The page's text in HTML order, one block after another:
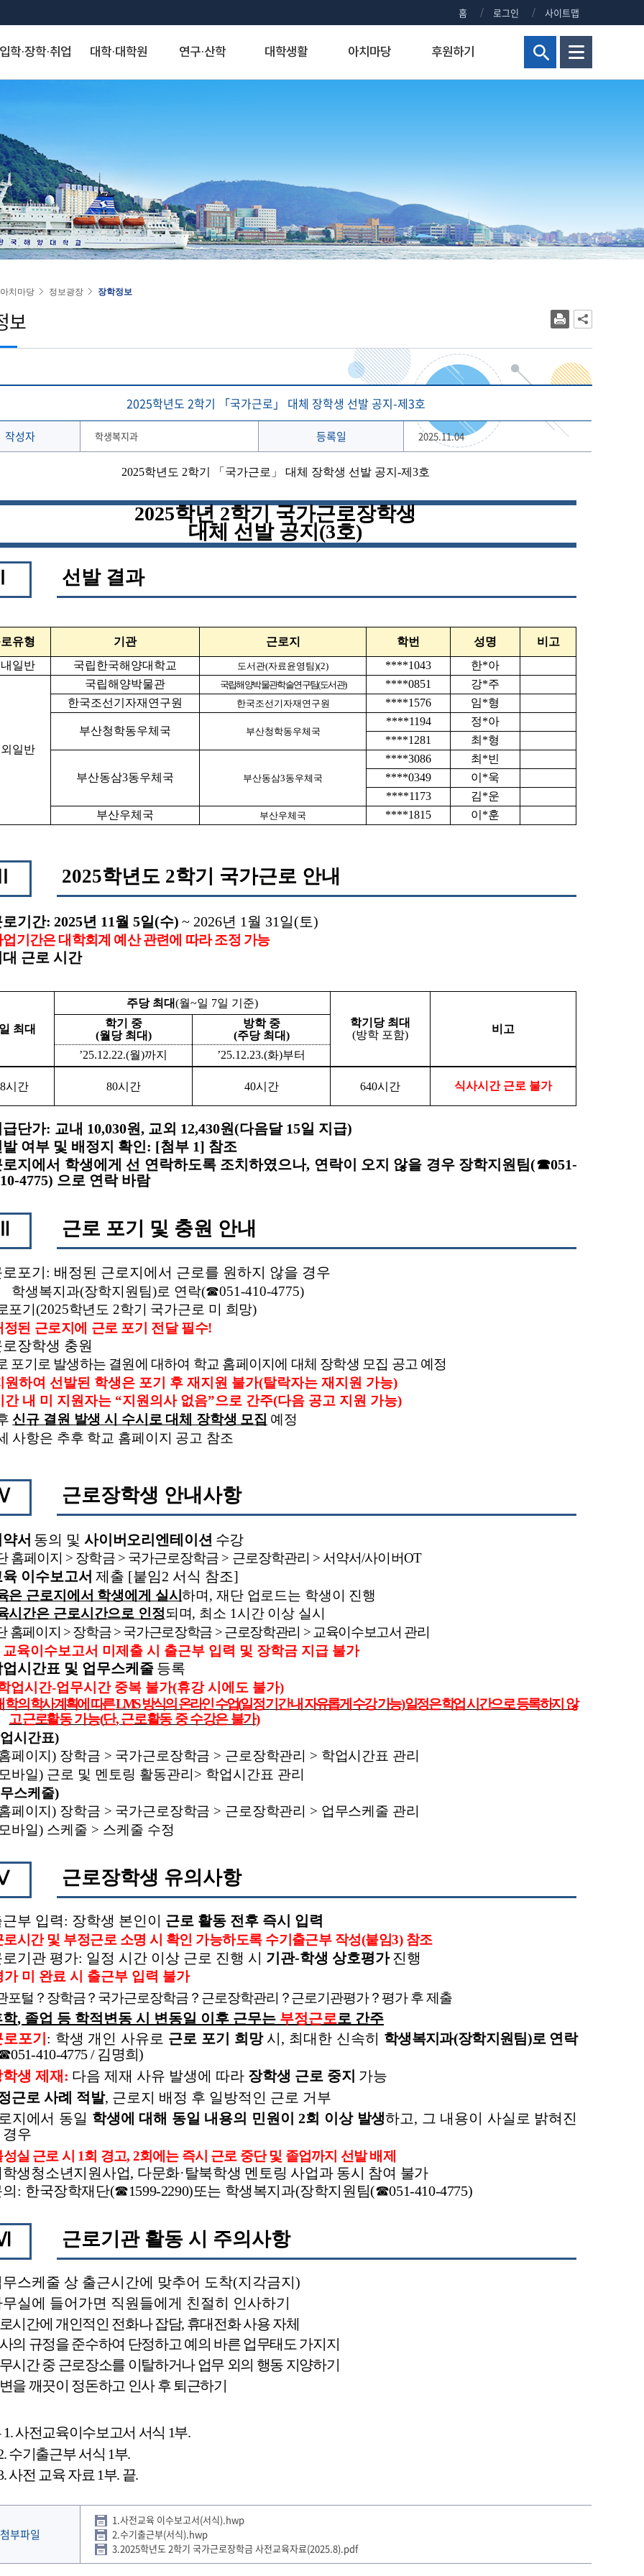
홈 로그인 사이트맵
해소창(해양대소통창구)
교육 목적·목표 및 인재상
비전·전략 및 특성화 분야
대학교가
대학서비스헌장
대학통계
대학요람
대학(원)평가
교육수요자 만족도
웹진 아치누리
소식지 아치나래
홍보영상
협정서 조회
협정기관(병원·호텔·기타)
대학로고
상징 캐릭터
기념 서체
개교 80주년 앰블럼
입학·장학·취업
교외장학금
국가장학금
국가근로 및 멘토링 장학금
대학원 장학금
학자금 대출제도
추천채용관리
대학·대학원
상)
해양공학과
에너지자원공학과
해양건축공학과
해양과학융합학부
해양스포츠과학과
기계공학부
전자전기정보공학부
물류시스템공학과
국제관계학과
해양행정학과
해양영어영문학과
동아시아학과
인문사회자율전공학부
해사산업대학원 해양과학기술전문대학원 해양금융대학원 글로벌물류대학원
연구·산학
기업재난관리사(행정안전부)
대학생활
원격지원서비스
국제학생증발급신청
연구업적검색서비스
도서관
스마트캠퍼스 안내
(신)KMOU-LMS
동아리
학생군사교육단 복지시설
학생생활관 장애학생지원센터
2022년 대학생활안내
아치마당
학생회게시판
정보게시판
KMOU 친절직원 추천
청탁금지법 공지
홈페이지 배너·팝업 신청 게시판
홈페이지 현행화 요청 게시판
후원하기
아치마당 정보광장 장학정보
보
2025학년도 2학기 「국가근로」 대체 장학생 선발 공지-제3호
작성자 학생복지과 등록일 2025.11.04
2025학년도 2학기 「 국가근로 」 대체 장학생 선발 공지 -제 3호
2025학년 2학기 국가근로장학생
대체 선발 공지(3호)
선발 결과
유형 기관 근로지 학번 성명
비고
일반
국립한국해양대학교 도서관(자료윤영팀)(2) ****1043 한*아
일반
국립해양박물관 국립해양박물관학술연구팀(도서관) ****0851 강*주
한국조선기자재연구원
한국조선기자재연구원 ****1576 임*형
부산청학동우체국 부산청학동우체국
****1194 정*아
****1281
최 *형
부산동삼3동우체국 부산동삼3동우체국
****3086 최 *빈
****0349
이 *욱
****1173
김*운
부산우체국
부산우체국 ****1815 이 *훈
2025학년도 2학기 국가근로 안내
로기간: 2025년 11월 5일(수) ~ 2026년 1월 31일(토)
업기간은 대학회계 예산 관련에 따라 조정 가능
대 근로 시간
일 최대
주당 최대(월~일 7일 기준)
학기당 최대
(방학 포함) 비고
학기 중
(월당 최대)
방학 중
(주당 최대)
’25.12.22.(월)까지 ’25.12.23.(화)부터
8시간 80시간 40시간 640시간 식사시간 근로 불가
급단가: 교내 10,030원, 교외 12,430원(다음달 15일 지급)
발 여부 및 배정지 확인: [첨부 1] 참조
로지에서 학생에게 선 연락하도록 조치하였으나, 연락이 오지 않을 경우 장학지원팀(☎051-
4775) 으로 연락 바람
근로 포기 및 충원 안내
포기 : 배정된 근로지에서 근로를 원하지 않을 경우
학생복지과(장학지원팀)로 연락(☎051-410-4775)
포기(2025학년도 2학기 국가근로 미 희망)
정된 근로지에 근로 포기 전달 필수!
로장학생 충원
포기로 발생하는 결원에 대하여 학교 홈페이지에 대체 장학생 모집 공고 예정
원하여 선발된 학생은 포기 후 재지원 불가(탈락자는 재지원 가능)
간 내 미 지원자는 “지원의사 없음”으로 간주(다음 공고 지원 가능)
신규 결원 발생 시 수시로 대체 장학생 모집 예정
사항은 추후 학교 홈페이지 공고 참조
근로장학생 안내사항
서 동의 및 사이버오리엔테이션 수강
홈페이지 > 장학금 > 국가근로장학금 > 근로장학관리 > 서약서/사이버OT
육 이수보고서 제출 [붙임2 서식 참조]
은 근로지에서 학생에게 실시하며, 재단 업로드는 학생이 진행
시간은 근로시간으로 인정되며, 최소 1시간 이상 실시
홈페이지 >장학금>국가근로장학금 >근로장학관리 > 교육이수보고서 관리
교육이수보고서 미제출 시 출근부 입력 및 장학금 지급 불가
업시간표 및 업무스케줄 등록
업시간-업무시간 중복 불가(휴강 시에도 불가)
학의 학사계획에 따른LMS방식의 온라인 수업(일정 기간 내 자유롭게 수강 가능)일정은학업 시간으로 등록하지 않
고 근로활동 가능(단,근로활동 중 수강은 불가)
시간표)
페이지) 장학금 > 국가근로장학금 > 근로장학관리 > 학업시간표 관리
모바일) 근로 및 멘토링 활동관리 > 학업시간표 관리
스케줄)
페이지) 장학금 > 국가근로장학금 > 근로장학관리 > 업무스케줄 관리
모바일) 스케줄 > 스케줄 수정
근로장학생 유의사항
근부 입력: 장학생 본인이 근로 활동 전후 즉시 입력
로시간 및 부정근로 소명 시 확인 가능하도록 수기출근부 작성(붙임3) 참조
로기관 평가: 일정 시간 이상 근로 진행 시 기관-학생 상호평가 진행
가 미 완료 시 출근부 입력 불가
포털 ？ 장학금？ 국가근로장학금？ 근로장학관리 ？근로기관평가？ 평가 후 제출
학, 졸업 등 학적변동 시 변동일 이후 근무는 부정근로로 간주
포기 : 학생 개인 사유로 근로 포기 희망 시 , 최대한 신속히 학생복지과(장학지원팀)로 연락
051-410-4775 / 김명희)
학생 제재 : 다음 제재 사유 발생에 따라 장학생 근로 중지 가능
근로 사례 적발, 근로지 배정 후 일방적인 근로 거부
지에서 동일 학생에 대해 동일 내용의 민원이2회 이상 발생하고, 그 내용이 사실로 밝혀진
경우
성실 근로 시 1회 경고, 2회에는 즉시 근로 중단 및 졸업까지 선발 배제
학생청소년지원사업, 다문화·탈북학생 멘토링 사업과 동시 참여 불가
: 한국장학재단(☎1599-2290)또는 학생복지과(장학지원팀(☎051-410-4775)
근로기관 활동 시 주의사항
무스케줄 상 출근시간에 맞추어 도착(지각금지 )
무실에 들어가면 직원들에게 친절히 인사하기
시간에 개인적인 전화나 잡담, 휴대전화 사용 자체
의 규정을 준수하여 단정하고 예의 바른 업무태도 가지지
시간 중 근로장소를 이탈하거나 업무 외의 행동 지양하기
을 깨끗이 정돈하고 인사 후 퇴근하기
1.사전교육이수보고서 서식 1부.
수기출근부 서식 1부.
사전 교육 자료 1부. 끝.
첨부파일
1.사전교육 이수보고서(서식).hwp
2.수기출근부(서식).hwp
3.2025학년도 2학기 국가근로장학금 사전교육자료(2025.8).pdf